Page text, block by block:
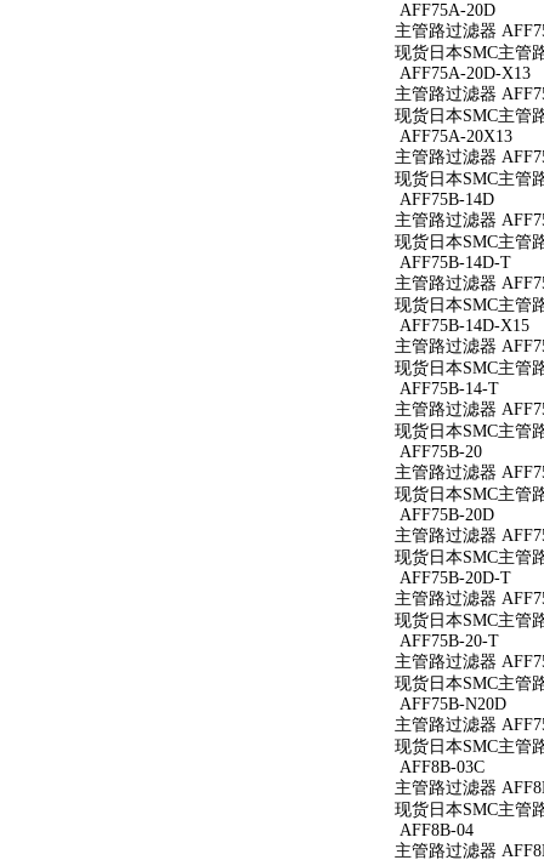
AFF75A-20D
主管路过滤器
现货日本SMC主管
AFF75A-20D-X13
主管路过滤器
现货日本SMC主管
AFF75A-20X13
主管路过滤器
现货日本SMC主管
AFF75B-14D
主管路过滤器
现货日本SMC主管
AFF75B-14D-T
主管路过滤器
现货日本SMC主管
AFF75B-14D-X15
主管路过滤器
现货日本SMC主管
AFF75B-14-T
主管路过滤器
现货日本SMC主管
AFF75B-20
主管路过滤器
现货日本SMC主管
AFF75B-20D
主管路过滤器
现货日本SMC主管
AFF75B-20D-T
主管路过滤器
现货日本SMC主管
AFF75B-20-T
主管路过滤器
现货日本SMC主管
AFF75B-N20D
主管路过滤器
现货日本SMC主管
AFF8B-03C
主管路过滤器
现货日本SMC主管
AFF8B-04
主管路过滤器